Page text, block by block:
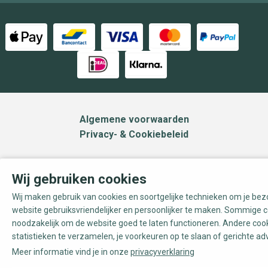
Algemene voorwaarden
Privacy- & Cookiebeleid
Wij gebruiken cookies
Wij maken gebruik van cookies en soortgelijke technieken om je
website gebruiksvriendelijker en persoonlijker te maken. Sommige
noodzakelijk om de website goed te laten functioneren. Andere
statistieken te verzamelen, je voorkeuren op te slaan of gerichte
Meer informatie vind je in onze privacyverklaring